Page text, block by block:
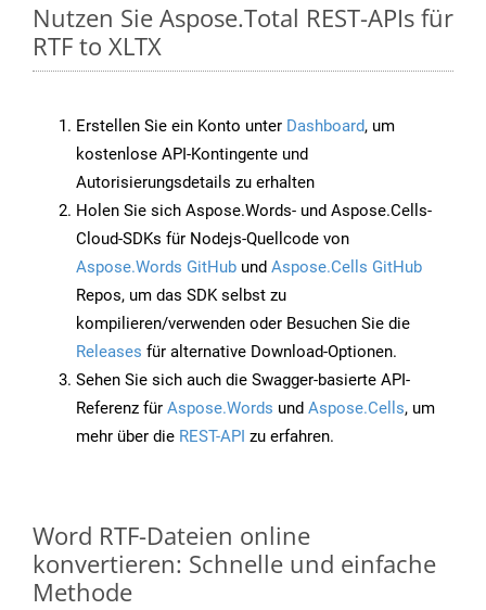
Nutzen Sie Aspose.Total REST-APIs für
RTF to XLTX
Erstellen Sie ein Konto unter Dashboard, um
kostenlose API-Kontingente und
Autorisierungsdetails zu erhalten
Holen Sie sich Aspose.Words- und Aspose.Cells-
Cloud-SDKs für Nodejs-Quellcode von
Aspose.Words GitHub und Aspose.Cells GitHub
Repos, um das SDK selbst zu
kompilieren/verwenden oder Besuchen Sie die
Releases für alternative Download-Optionen.
Sehen Sie sich auch die Swagger-basierte API-
Referenz für Aspose.Words und Aspose.Cells, um
mehr über die REST-API zu erfahren.
Word RTF-Dateien online
konvertieren: Schnelle und einfache
Methode